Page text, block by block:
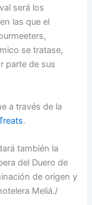
será los
las que el
se tratase,
parte de sus
a través de la
.
también la
del Duero de
de origen y
Meliá./